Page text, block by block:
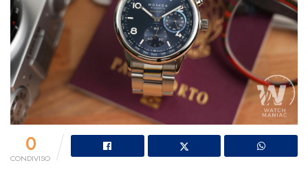
0
CONDIVISO